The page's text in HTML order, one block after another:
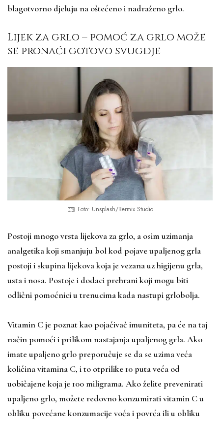
blagotvorno djeluju na oštećeno i nadraženo grlo.
Lijek za grlo – pomoć za grlo može
se pronaći gotovo svugdje
Foto: Unsplash/Bermix Studio
Postoji mnogo vrsta lijekova za grlo, a osim uzimanja
analgetika koji smanjuju bol kod pojave upaljenog grla
postoji i skupina lijekova koja je vezana uz higijenu grla,
usta i nosa. Postoje i dodaci prehrani koji mogu biti
odlični pomoćnici u trenucima kada nastupi grlobolja.
Vitamin C je poznat kao pojačivač imuniteta, pa će na taj
način pomoći i prilikom nastajanja upaljenog grla. Ako
imate upaljeno grlo preporučuje se da se uzima veća
količina vitamina C, i to otprilike 10 puta veća od
uobičajene koja je 100 miligrama. Ako želite prevenirati
upaljeno grlo, možete redovno konzumirati vitamin C u
obliku povećane konzumacije voća i povrća ili u obliku